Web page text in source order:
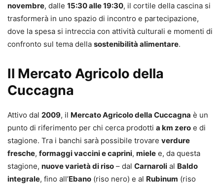
novembre, dalle 15:30 alle 19:30, il cortile della cascina si
trasformerà in uno spazio di incontro e partecipazione,
dove la spesa si intreccia con attività culturali e momenti di
confronto sul tema della sostenibilità alimentare.
Il Mercato Agricolo della
Cuccagna
Attivo dal 2009, il Mercato Agricolo della Cuccagna è un
punto di riferimento per chi cerca prodotti a km zero e di
stagione. Tra i banchi sarà possibile trovare verdure
fresche, formaggi vaccini e caprini, miele e, da questa
stagione, nuove varietà di riso – dal Carnaroli al Baldo
integrale, fino all’Ebano (riso nero) e al Rubinum (riso